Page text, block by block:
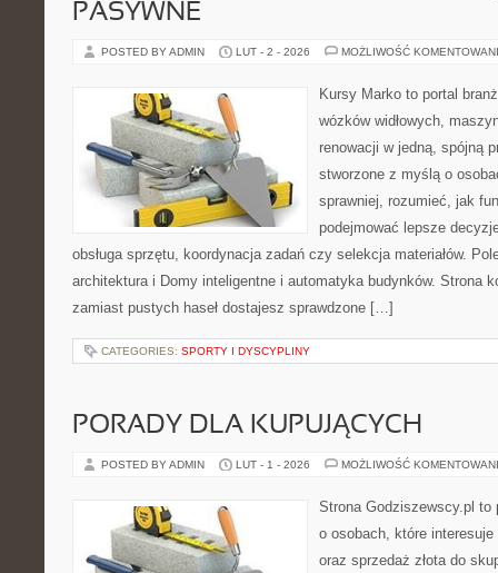
PASYWNE
POSTED BY ADMIN LUT - 2 - 2026 MOŻLIWOŚĆ
Kursy Marko to portal
wózków widłowych,
renowacji w jedną, spójną
stworzone z myślą o
sprawniej, rozumieć, jak
podejmować lepsze
obsługa sprzętu, koordynacja zadań czy selekcja materiałów.
architektura i Domy inteligentne i automatyka budynków. Strona
zamiast pustych haseł dostajesz sprawdzone […]
CATEGORIES: SPORTY I DYSCYPLINY
PORADY DLA KUPUJĄCYCH
POSTED BY ADMIN LUT - 1 - 2026 MOŻLIWOŚĆ
Strona Godziszewscy.pl to
o osobach, które
oraz sprzedaż złota do